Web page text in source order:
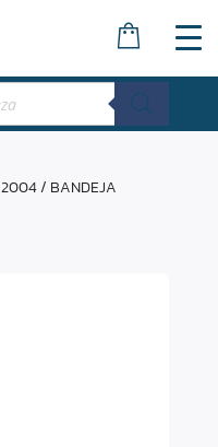
2004/ BANDEJA